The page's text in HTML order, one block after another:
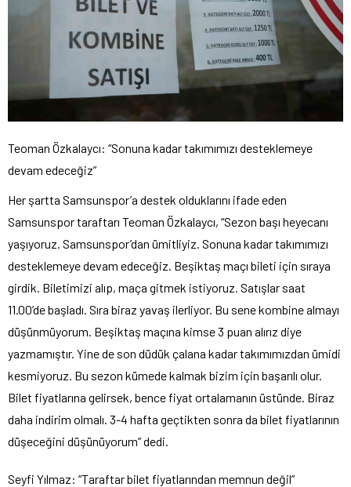
Teoman Özkalaycı: “Sonuna kadar takımımızı desteklemeye
devam edeceğiz”
Her şartta Samsunspor’a destek olduklarını ifade eden
Samsunspor taraftarı Teoman Özkalaycı, “Sezon başı heyecanı
yaşıyoruz. Samsunspor’dan ümitliyiz. Sonuna kadar takımımızı
desteklemeye devam edeceğiz. Beşiktaş maçı bileti için sıraya
girdik. Biletimizi alıp, maça gitmek istiyoruz. Satışlar saat
11.00’de başladı. Sıra biraz yavaş ilerliyor. Bu sene kombine almayı
düşünmüyorum. Beşiktaş maçına kimse 3 puan alırız diye
yazmamıştır. Yine de son düdük çalana kadar takımımızdan ümidi
kesmiyoruz. Bu sezon kümede kalmak bizim için başarılı olur.
Bilet fiyatlarına gelirsek, bence fiyat ortalamanın üstünde. Biraz
daha indirim olmalı. 3-4 hafta geçtikten sonra da bilet fiyatlarının
düşeceğini düşünüyorum” dedi.
Seyfi Yılmaz: “Taraftar bilet fiyatlarından memnun değil”